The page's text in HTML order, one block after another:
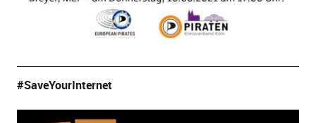
#SaveYourInternet